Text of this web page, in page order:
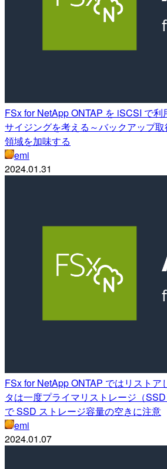
FSx for NetApp ONTAP を iSCSI で
サイジングを考える～バックアップ
領域を加味する
emi
2024.01.31
FSx for NetApp ONTAP ではリストア
タは一度プライマリストレージ（
で SSD ストレージ容量の空きに注意
emi
2024.01.07